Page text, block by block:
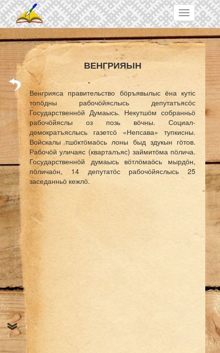
Skip to main content
Toggle
navigation
ВЕНГРИЯЫН
Венгрияса правительство бӧръявылыс ёна кутіс
топӧдны рабочӧйяслысь депутатъясӧс
Государственнӧй Думаысь. Некутшӧм собранньӧ
рабочӧйяслы оз позь вӧчны. Социал-
демократъяслысь газетсӧ «Непсава» тупкисны.
Войскалы тшӧктӧмаӧсь лоны быд здукын гӧтов.
Рабочӧй уличаяс (кварталъяс) займитӧма пӧлича.
Государственнӧй думаысь вӧтлӧмаӧсь мырдӧн,
пӧличаӧн, 14 депутатӧс рабочӧйяслысь 25
заседанньӧ кежлӧ.